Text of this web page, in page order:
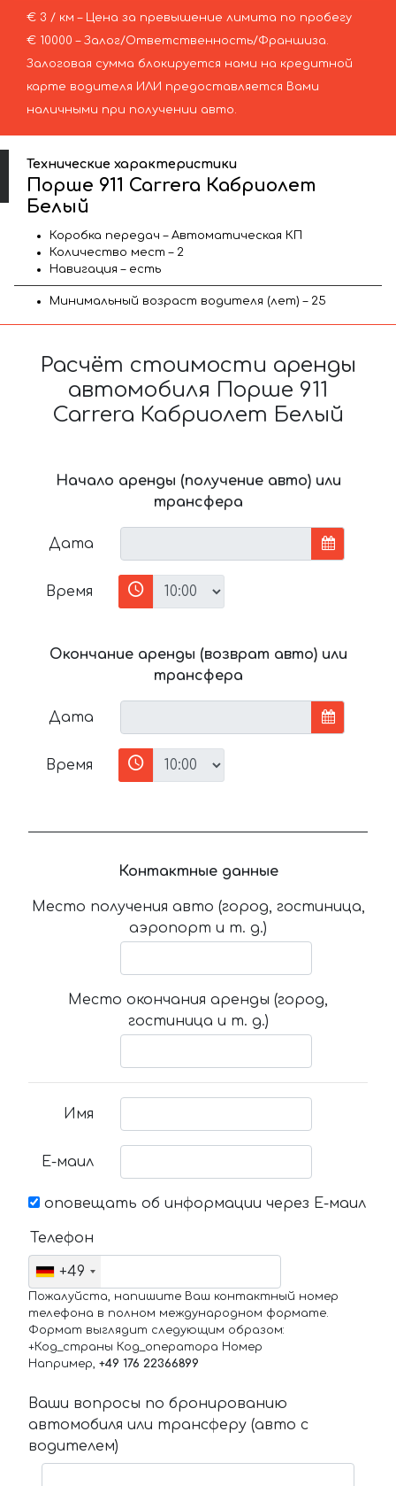
€ 3 / км – Цена за превышение лимита по пробегу
€ 10000 – Залог/Ответственность/Франшиза.
Залоговая сумма блокируется нами на кредитной
карте водителя ИЛИ предоставляется Вами
наличными при получении авто.
Технические характеристики
Порше 911 Carrera Кабриолет
Белый
Коробка передач – Автоматическая КП
Количество мест – 2
Навигация – есть
Минимальный возраст водителя (лет) – 25
Расчёт стоимости аренды
автомобиля Порше 911
Carrera Кабриолет Белый
Начало аренды (получение авто) или
трансфера
Дата
Время
Окончание аренды (возврат авто) или
трансфера
Дата
Время
Контактные данные
Место получения авто (город, гостиница,
аэропорт и т. д.)
Место окончания аренды (город,
гостиница и т. д.)
Имя
Е-маил
оповещать об информации через Е-маил
Телефон
+49
Пожалуйста, напишите Ваш контактный номер
телефона в полном международном формате.
Формат выглядит следующим образом:
+Код_страны Код_оператора Номер
Например, +49 176 22366899
Ваши вопросы по бронированию
автомобиля или трансферу (авто с
водителем)